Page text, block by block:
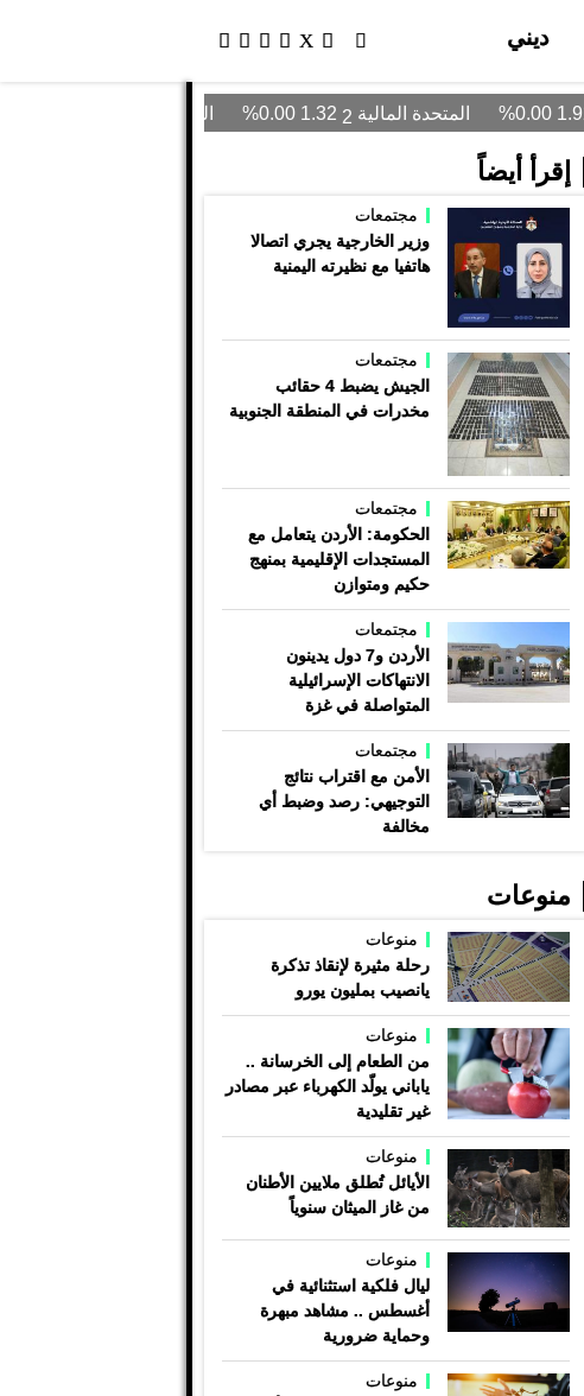
ديني
إقرأ أيضاً
مجتمعات
وزير الخارجية يجري اتصالا
هاتفيا مع نظيرته اليمنية
مجتمعات
الجيش يضبط 4 حقائب
مخدرات في المنطقة الجنوبية
مجتمعات
الحكومة: الأردن يتعامل مع
المستجدات الإقليمية بمنهج
حكيم ومتوازن
مجتمعات
الأردن و7 دول يدينون
الانتهاكات الإسرائيلية
المتواصلة في غزة
مجتمعات
الأمن مع اقتراب نتائج
التوجيهي: رصد وضبط أي
مخالفة
منوعات
منوعات
رحلة مثيرة لإنقاذ تذكرة
يانصيب بمليون يورو
منوعات
من الطعام إلى الخرسانة ..
ياباني يولّد الكهرباء عبر مصادر
غير تقليدية
منوعات
الأيائل تُطلق ملايين الأطنان
من غاز الميثان سنوياً
منوعات
ليال فلكية استثنائية في
أغسطس .. مشاهد مبهرة
وحماية ضرورية
منوعات